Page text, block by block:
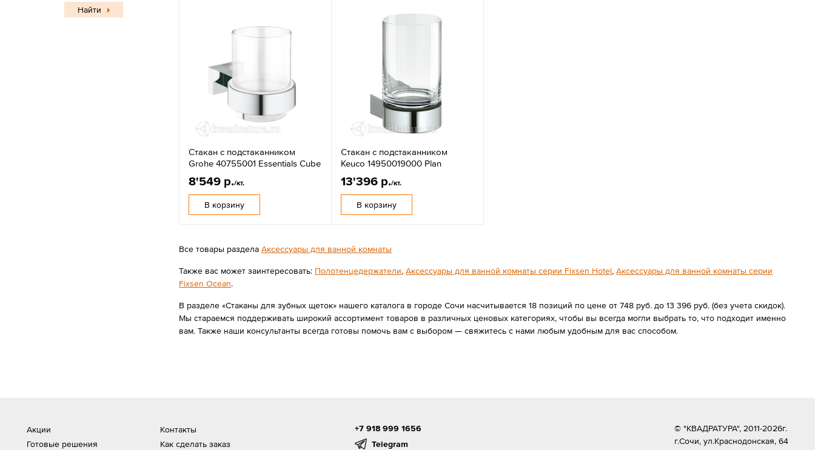
Стакан с подстаканником
Grohe 40755001 Essentials Cube
8'549 р./кт.
В корзину
Стакан с подстаканником
Keuco 14950019000 Plan
13'396 р./кт.
В корзину
Все товары разделаАксессуары для ванной комнаты
Также вас может заинтересовать: Полотенцедержатели,Аксессуары для ванной комнаты серии Fixsen Hotel,Аксессуары для ванной комнаты серии
Fixsen Ocean.
В разделе «Стаканы для зубных щеток» нашего каталога в городе Сочи насчитывается 18 позиций по цене от 748 руб. до 13 396 руб. (без учета скидок).
Мы стараемся поддерживать широкий ассортимент товаров в различных ценовых категориях, чтобы вы всегда могли выбрать то, что подходит именно
вам. Также наши консультанты всегда готовы помочь вам с выбором — свяжитесь с нами любым удобным для вас способом.
Найти
Акции
Готовые решения
Контакты
Как сделать заказ
+7 918 999 1656
Telegram
© "КВАДРАТУРА", 2011-2026г.
г.Сочи, ул.Краснодонская, 64